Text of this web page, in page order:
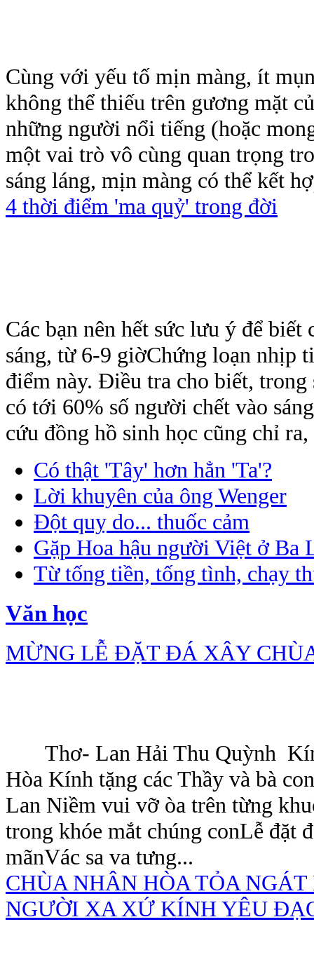
Cùng với yếu tố mịn màng, ít
không thể thiếu trên gương mặt
những người nổi tiếng (hoặc
một vai trò vô cùng quan trọng
sáng láng, mịn màng có thể kết
4 thời điểm 'ma quỷ' trong đời
Các bạn nên hết sức lưu ý để
sáng, từ 6-9 giờChứng loạn nhịp
điểm này. Điều tra cho biết,
có tới 60% số người chết vào
cứu đồng hồ sinh học cũng chỉ
Có thật 'Tây' hơn hẳn 'Ta'?
Lời khuyên của ông Wenger
Đột quỵ do... thuốc cảm
Gặp Hoa hậu người Việt ở Ba
Từ tống tiền, tống tình, chạy
Văn học
MỪNG LỄ ĐẶT ĐÁ XÂY
Thơ- Lan Hải Thu Quỳnh
Hòa Kính tặng các Thầy và bà
Lan Niềm vui vỡ òa trên từng
trong khóe mắt chúng conLễ đặt
mãnVác sa va tưng...
CHÙA NHÂN HÒA TỎA
NGƯỜI XA XỨ KÍNH YÊU